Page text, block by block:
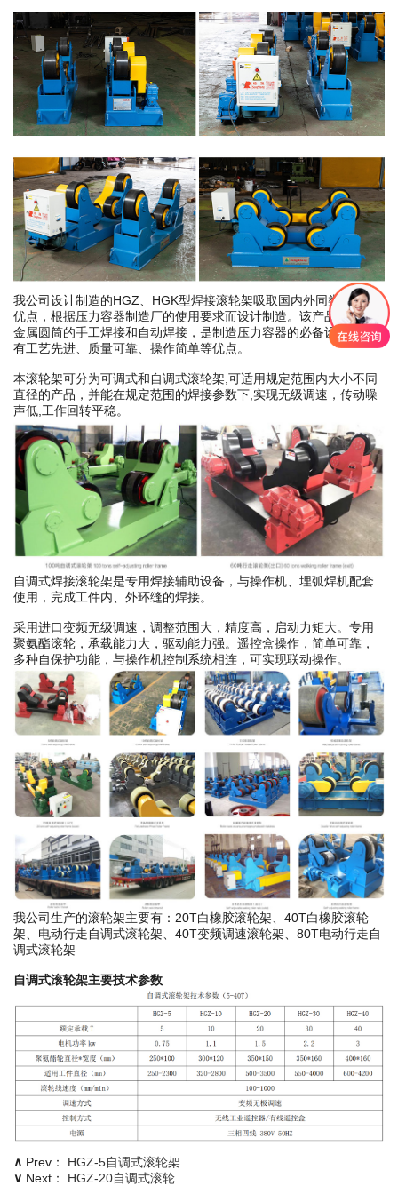
我公司设计制造的HGZ、HGK型焊接滚轮架吸取国内外同类产品的
优点，根据压力容器制造厂的使用要求而设计制造。该产品实用于
金属圆筒的手工焊接和自动焊接，是制造压力容器的必备设备。具
有工艺先进、质量可靠、操作简单等优点。
本滚轮架可分为可调式和自调式滚轮架,可适用规定范围内大小不同
直径的产品，并能在规定范围的焊接参数下,实现无级调速，传动噪
声低,工作回转平稳。
自调式焊接滚轮架是专用焊接辅助设备，与操作机、埋弧焊机配套
使用，完成工件内、外环缝的焊接。
采用进口变频无级调速，调整范围大，精度高，启动力矩大。专用
聚氨酯滚轮，承载能力大，驱动能力强。遥控盒操作，简单可靠，
多种自保护功能，与操作机控制系统相连，可实现联动操作。
我公司生产的滚轮架主要有：20T白橡胶滚轮架、40T白橡胶滚轮
架、电动行走自调式滚轮架、40T变频调速滚轮架、80T电动行走自
调式滚轮架
自调式滚轮架主要技术参数
∧ Prev： HGZ-5自调式滚轮架
∨ Next： HGZ-20自调式滚轮